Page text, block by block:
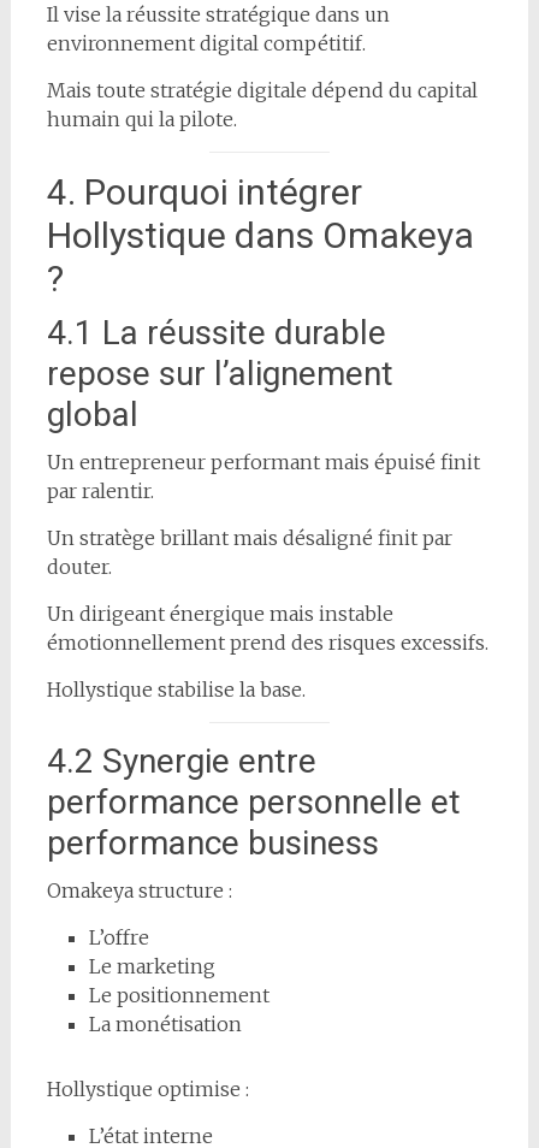
Il vise la réussite stratégique dans un
environnement digital compétitif.
Mais toute stratégie digitale dépend du capital
humain qui la pilote.
4. Pourquoi intégrer
Hollystique dans Omakeya
?
4.1 La réussite durable
repose sur l’alignement
global
Un entrepreneur performant mais épuisé finit
par ralentir.
Un stratège brillant mais désaligné finit par
douter.
Un dirigeant énergique mais instable
émotionnellement prend des risques excessifs.
Hollystique stabilise la base.
4.2 Synergie entre
performance personnelle et
performance business
Omakeya structure :
L’offre
Le marketing
Le positionnement
La monétisation
Hollystique optimise :
L’état interne